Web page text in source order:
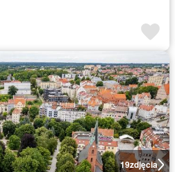
19zdjęcia